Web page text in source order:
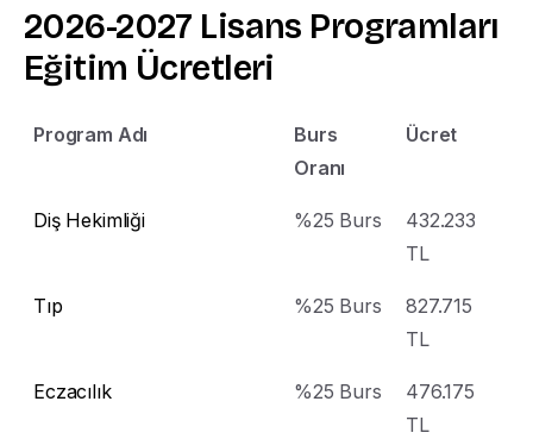
2026-2027 Lisans Programları
Eğitim Ücretleri
Program Adı
Burs
Oranı
Ücret
Diş Hekimliği %25 Burs
432.233
TL
Tıp %25 Burs
827.715
TL
Eczacılık %25 Burs
476.175
TL